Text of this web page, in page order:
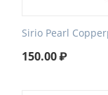
Sirio Pearl
150.00₽